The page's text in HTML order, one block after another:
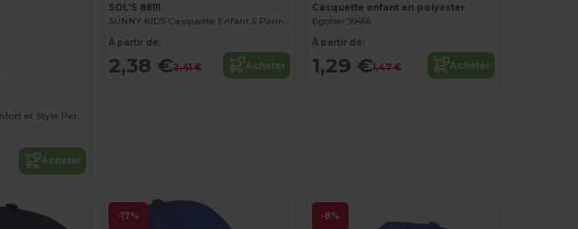
Casquette Enfant Confort et Style Personnalisable
Acheter
SOL'S 88111
SUNNY KIDS Casquette Enfant 5 Panneaux
À partir de:
2,38 €2,41 € Acheter
Casquette enfant en polyester
Egotier 99456
À partir de:
1,29 €1,47 € Acheter
-17% -8%